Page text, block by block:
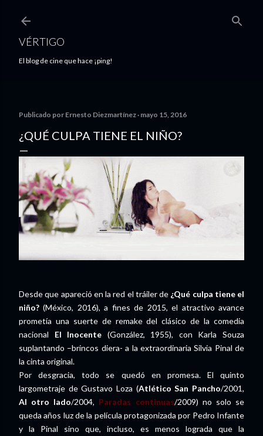
VÉRTIGO
El blog de cine que hace ¡ping!
Publicado por Ernesto Diezmartínez mayo 15, 2016
¿QUÉ CULPA TIENE EL NIÑO?
Desde que apareció en la red el tráiler de ¿Qué culpa tiene el
niño? (México, 2016), a fines de 2015, el atractivo avance
prometía una suerte de remake del clásico de la comedia
nacional El Inocente (González, 1955), con Karla Souza
suplantando –brincos diera- a la extraordinaria Silvia Pinal de
la cinta original.
Por desgracia, todo se quedó en promesa. El quinto
largometraje de Gustavo Loza (Atlético San Pancho/2001,
Al otro lado/2004, Paradas continuas/2009) no solo se
queda años luz de la película protagonizada por Pedro Infante
y la Pinal sino que, incluso, es menos lograda que la